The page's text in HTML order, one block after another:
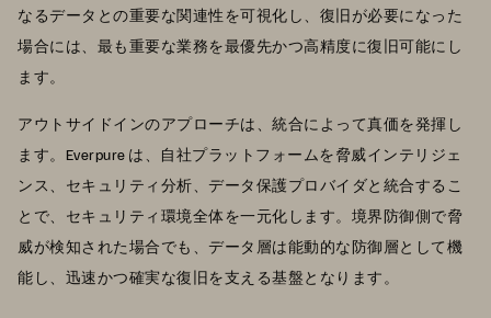
なるデータとの重要な関連性を可視化し、復旧が必要になった
場合には、最も重要な業務を最優先かつ高精度に復旧可能にし
ます。
アウトサイドインのアプローチは、統合によって真価を発揮し
ます。Everpure は、自社プラットフォームを脅威インテリジェ
ンス、セキュリティ分析、データ保護プロバイダと統合するこ
とで、セキュリティ環境全体を一元化します。境界防御側で脅
威が検知された場合でも、データ層は能動的な防御層として機
能し、迅速かつ確実な復旧を支える基盤となります。